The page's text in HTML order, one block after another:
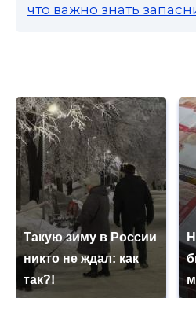
что важно знать
Такую зиму в России
никто не ждал: как
так?!